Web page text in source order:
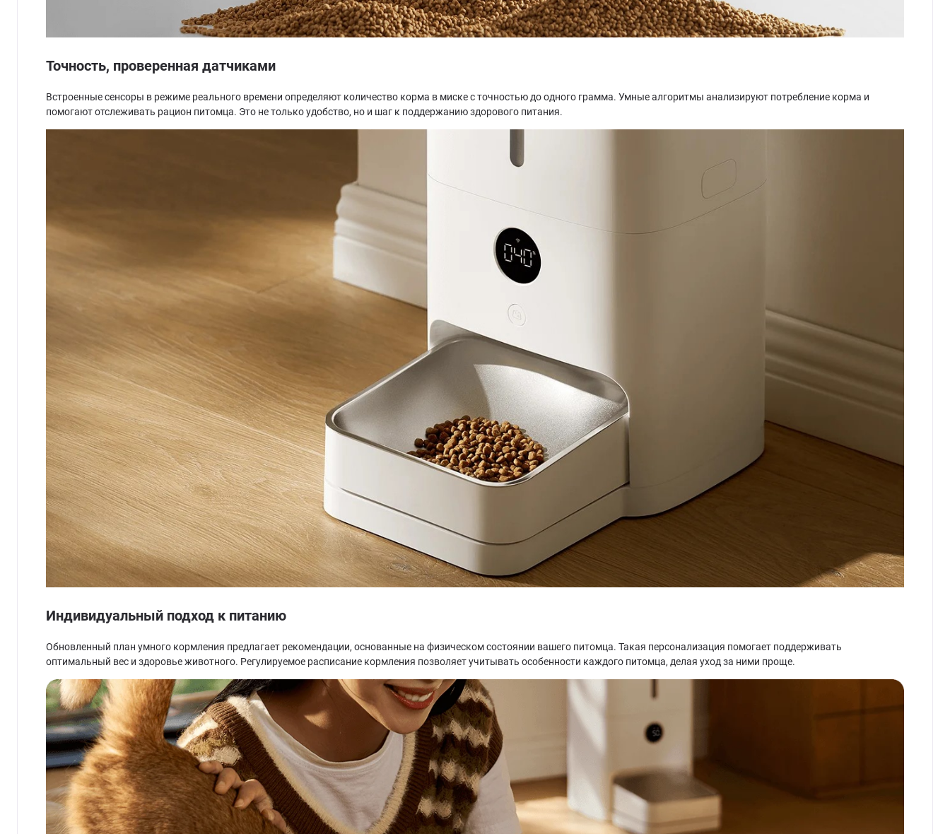
Точность, проверенная датчиками
Встроенные сенсоры в режиме реального времени определяют количество корма в миске с точностью до одного грамма. Умные алгоритмы анализируют потребление корма и
помогают отслеживать рацион питомца. Это не только удобство, но и шаг к поддержанию здорового питания.
Индивидуальный подход к питанию
Обновленный план умного кормления предлагает рекомендации, основанные на физическом состоянии вашего питомца. Такая персонализация помогает поддерживать
оптимальный вес и здоровье животного. Регулируемое расписание кормления позволяет учитывать особенности каждого питомца, делая уход за ними проще.